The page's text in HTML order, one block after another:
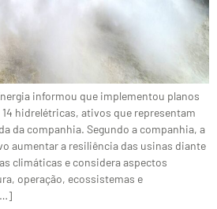
informou que implementou planos
hidrelétricas, ativos que representam
da companhia. Segundo a companhia, a
aumentar a resiliência das usinas diante
climáticas e considera aspectos
operação, ecossistemas e